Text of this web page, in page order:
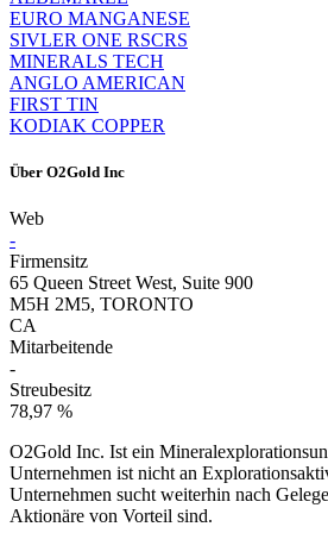
EURO MANGANESE
SIVLER ONE RSCRS
MINERALS TECH
ANGLO AMERICAN
FIRST TIN
KODIAK COPPER
Über O2Gold Inc
Web
-
Firmensitz
65 Queen Street West, Suite 900
M5H 2M5, TORONTO
CA
Mitarbeitende
-
Streubesitz
78,97 %
O2Gold Inc. Ist ein
Unternehmen ist nicht an
Unternehmen sucht weiterhin nach
Aktionäre von Vorteil sind.